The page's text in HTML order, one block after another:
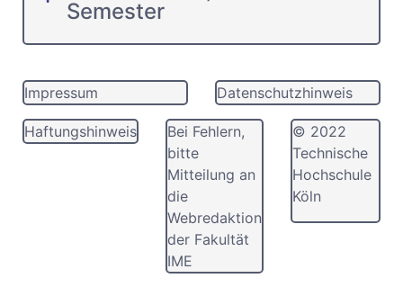
Semester
Impressum Datenschutzhinweis
Haftungshinweis
Bei Fehlern,
bitte
Mitteilung an
die
Webredaktion
der Fakultät
IME
© 2022
Technische
Hochschule
Köln